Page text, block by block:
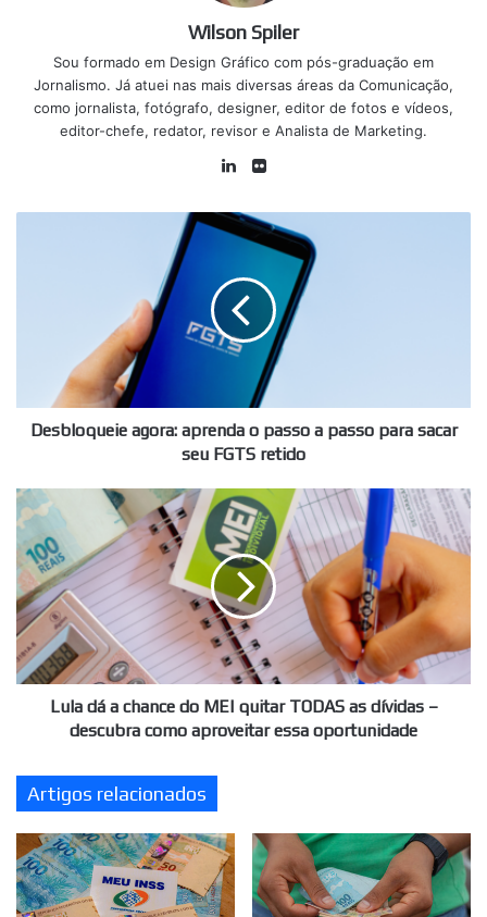
Wilson Spiler
Sou formado em Design Gráfico com pós-graduação em
Jornalismo. Já atuei nas mais diversas áreas da Comunicação,
como jornalista, fotógrafo, designer, editor de fotos e vídeos,
editor-chefe, redator, revisor e Analista de Marketing.
Linkedin
sacar
seuDesbloqueie agora: aprenda o passo a passo para sacar
seu FGTS retido
Lula
dá
a
chance
do
MEI
quitar
TODAS
as
dívidas
como
aproveitar
essa
oportunidade
Lula dá a chance do MEI quitar TODAS as dívidas –
descubra como aproveitar essa oportunidade
Artigos relacionados